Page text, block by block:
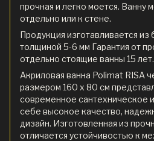
прочная и легко моется. Ванну
отдельно или к стене.
Продукция изготавливается из
толщиной 5-6 мм Гарантия от
отдельно стоящие ванны 15 лет.
Акриловая ванна Polimat RISA
размером 160 x 80 см
современное сантехническое
себе высокое качество,
дизайн. Изготовленная из
отличается устойчивостью к